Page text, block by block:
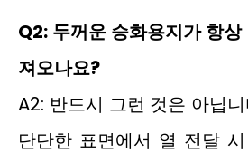
Q2: 두꺼운 승화용지가 항
져오나요?
A2: 반드시 그런 것은 아닙
단단한 표면에서 열 전달